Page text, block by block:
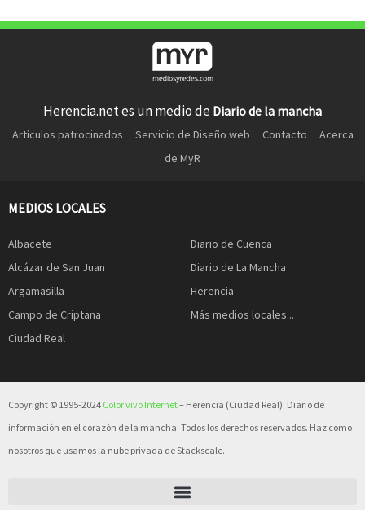
Herencia.net es un medio de Diario de la mancha
Artículos patrocinados Servicio de Diseño web Contacto
Acerca
de MyR
MEDIOS LOCALES
Albacete
Alcázar de San Juan
Argamasilla
Campo de Criptana
Ciudad Real
Diario de Cuenca
Diario de La Mancha
Herencia
Más medios locales...
Copyright © 1995-2024 Color vivo Internet– Herencia (Ciudad Real). Diario de
información en el corazón de la mancha. Todos los derechos reservados. Haz como
nosotros que usamos la nube privada de Stackscale.